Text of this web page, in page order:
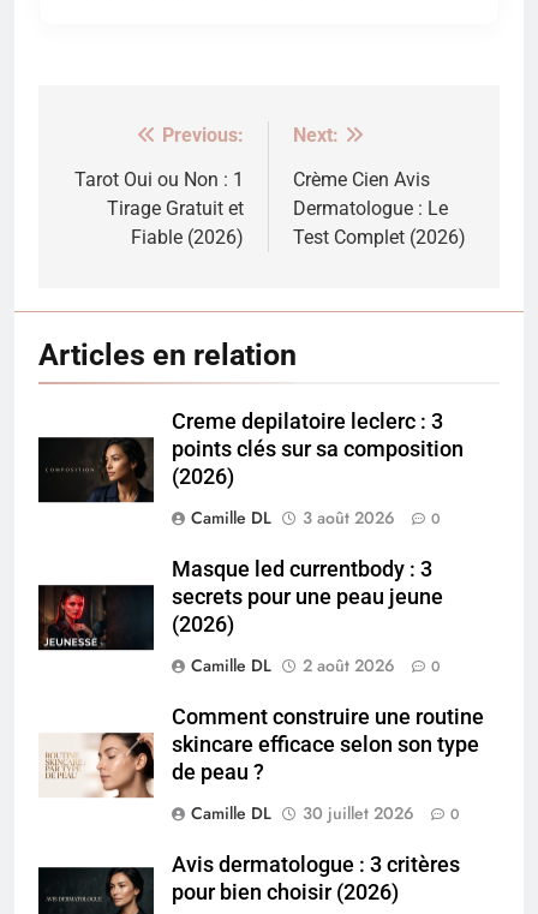
Navigation
de
l’article
Previous:
Tarot Oui ou Non : 1
Tirage Gratuit et
Fiable (2026)
Next:
Crème Cien Avis
Dermatologue : Le
Test Complet (2026)
Articles en relation
Creme depilatoire leclerc : 3
points clés sur sa composition
(2026)
Camille DL
3 août 2026 0
Masque led currentbody : 3
secrets pour une peau jeune
(2026)
Camille DL
2 août 2026 0
Comment construire une routine
skincare efficace selon son type
de peau ?
Camille DL
30 juillet 2026 0
Avis dermatologue : 3 critères
pour bien choisir (2026)